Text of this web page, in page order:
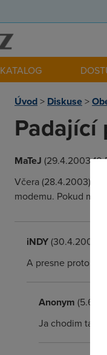
KATALOG
Úvod> Diskuse>
MaTeJ (29.4.2003
Včera (28.4.2003) mi
modemu. Pokud
iNDY(30.4.2003
A presne proto
Anonym
Ja chodim taky